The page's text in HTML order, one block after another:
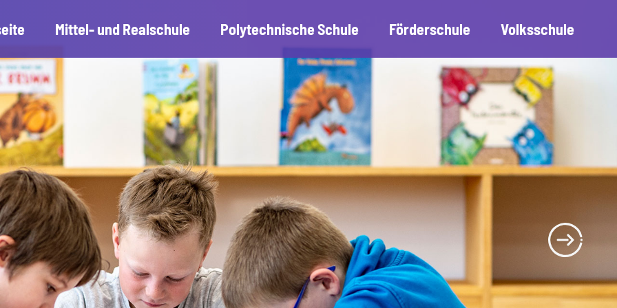
Mittel- und Realschule Polytechnische Schule Förderschule Volksschule